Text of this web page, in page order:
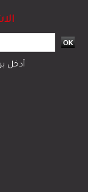
أدخل